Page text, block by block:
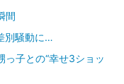
間
別騒動に…
っ子との“幸せ3ショッ